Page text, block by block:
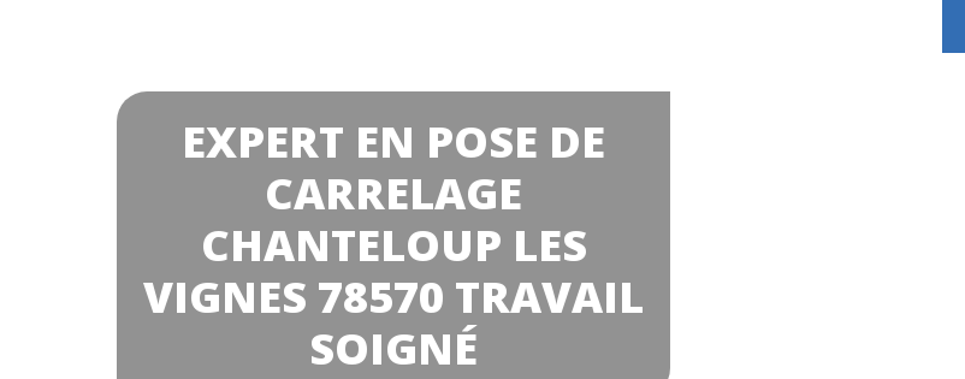
EXPERT EN POSE DE
CARRELAGE
CHANTELOUP LES
VIGNES 78570 TRAVAIL
SOIGNÉ